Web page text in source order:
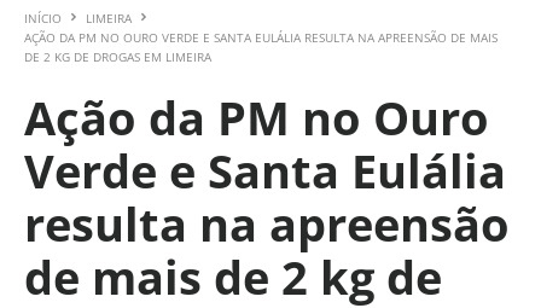
INÍCIO
LIMEIRA
AÇÃO DA PM NO OURO VERDE E SANTA EULÁLIA RESULTA NA APREENSÃO DE MAIS
DE 2 KG DE DROGAS EM LIMEIRA
Ação da PM no Ouro
Verde e Santa Eulália
resulta na apreensão
de mais de 2 kg de